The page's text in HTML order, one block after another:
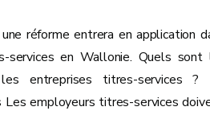
réforme entrera en application
services en Wallonie. Quels sont
les entreprises titres-services ?
employeurs titres-services